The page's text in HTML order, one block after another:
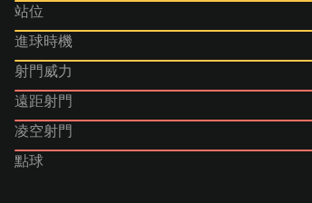
站位
進球時機
射門威力
遠距射門
凌空射門
點球